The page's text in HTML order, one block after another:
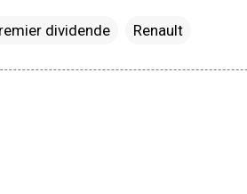
dividende Renault